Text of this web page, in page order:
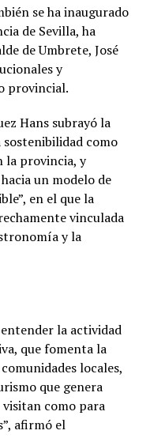
se ha inaugurado
de Sevilla, ha
de Umbrete, José
y
provincial.
Hans subrayó la
como
la provincia, y
un modelo de
en el que la
vinculada
y la
la actividad
que fomenta la
locales,
que genera
como para
afirmó el